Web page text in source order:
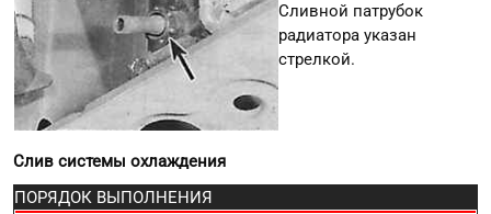
Сливной патрубок
радиатора указан
стрелкой.
Слив системы охлаждения
ПОРЯДОК ВЫПОЛНЕНИЯ